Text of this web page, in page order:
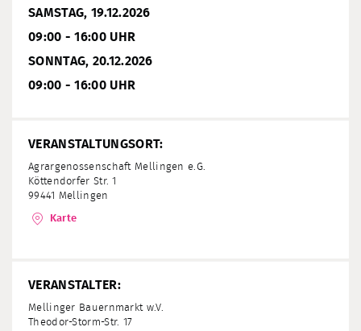
SAMSTAG, 19.12.2026
09:00 - 16:00 UHR
SONNTAG, 20.12.2026
09:00 - 16:00 UHR
VERANSTALTUNGSORT:
Agrargenossenschaft Mellingen e.G.
Köttendorfer Str. 1
99441 Mellingen
Karte
VERANSTALTER:
Mellinger Bauernmarkt w.V.
Theodor-Storm-Str. 17